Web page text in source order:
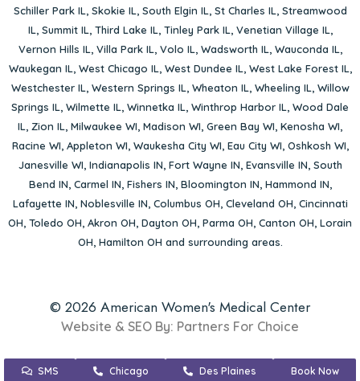
Schiller Park IL, Skokie IL, South Elgin IL, St Charles IL, Streamwood
IL, Summit IL, Third Lake IL, Tinley Park IL, Venetian Village IL,
Vernon Hills IL, Villa Park IL, Volo IL, Wadsworth IL, Wauconda IL,
Waukegan IL, West Chicago IL, West Dundee IL, West Lake Forest IL,
Westchester IL, Western Springs IL, Wheaton IL, Wheeling IL, Willow
Springs IL, Wilmette IL, Winnetka IL, Winthrop Harbor IL, Wood Dale
IL, Zion IL, Milwaukee WI, Madison WI, Green Bay WI, Kenosha WI,
Racine WI, Appleton WI, Waukesha City WI, Eau City WI, Oshkosh WI,
Janesville WI, Indianapolis IN, Fort Wayne IN, Evansville IN, South
Bend IN, Carmel IN, Fishers IN, Bloomington IN, Hammond IN,
Lafayette IN, Noblesville IN, Columbus OH, Cleveland OH, Cincinnati
OH, Toledo OH, Akron OH, Dayton OH, Parma OH, Canton OH, Lorain
OH, Hamilton OH and surrounding areas.
© 2026 American Women's Medical Center
Website & SEO By: Partners For Choice
SMS Chicago Des Plaines Book Now